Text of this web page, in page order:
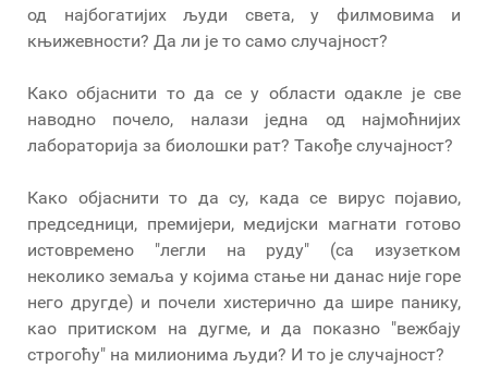
од најбогатијих људи света, у филмовима и
књижевности? Да ли је то само случајност?
Како објаснити то да се у области одакле је све
наводно почело, налази једна од најмоћнијих
лабораторија за биолошки рат? Такође случајност?
Како објаснити то да су, када се вирус појавио,
председници, премијери, медијски магнати готово
истовремено "легли на руду" (са изузетком
неколико земаља у којима стање ни данас није горе
него другде) и почели хистерично да шире панику,
као притиском на дугме, и да показно "вежбају
строгоћу" на милионима људи? И то је случајност?